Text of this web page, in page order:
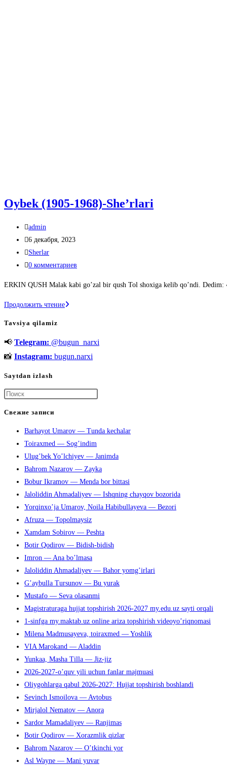
Oybek (1905-1968)-She’rlari
Автор
записи:
admin
Запись
опубликована:
6 декабря, 2023
Рубрика
записи:
Sherlar
Комментарии
записи:
0 комментариев
ERKIN QUSH Malak kabi go’zal bir qush Tol shoxiga kelib qo’ndi.
Продолжить чтениеOybek
She’rlari
Tavsiya qilamiz
📢 Telegram: @bugun_narxi
📸 Instagram: bugun.narxi
Saytdan izlash
чтобы
панель
поиска.
Свежие записи
Barhayot Umarov — Tunda kechalar
Toiraxmed — Sog’indim
Ulug’bek Yo’lchiyev — Janimda
Bahrom Nazarov — Zayka
Bobur Ikramov — Menda bor bittasi
Jaloliddin Ahmadaliyev — Ishqning chayqov bozorida
Yorqinxo’ja Umarov, Noila Habibullayeva — Bezori
Afruza — Topolmaysiz
Xamdam Sobirov — Peshta
Botir Qodirov — Bidish-bidish
Imron — Ana bo’lmasa
Jaloliddin Ahmadaliyev — Bahor yomg’irlari
G’aybulla Tursunov — Bu yurak
Mustafo — Seva olasanmi
Magistraturaga hujjat topshirish 2026-2027 my.edu.uz sayti orqali
1-sinfga my.maktab.uz online ariza topshirish videoyo’riqnomasi
Milena Madmusayeva, toiraxmed — Yoshlik
VIA Marokand — Aladdin
Yunkaa, Masha Tilla — Jiz-jiz
2026-2027-o’quv yili uchun fanlar majmuasi
Oliygohlarga qabul 2026-2027: Hujjat topshirish boshlandi
Sevinch Ismoilova — Avtobus
Mirjalol Nematov — Anora
Sardor Mamadaliyev — Ranjimas
Botir Qodirov — Xorazmlik qizlar
Bahrom Nazarov — O’tkinchi yor
Asl Wayne — Mani yuvar